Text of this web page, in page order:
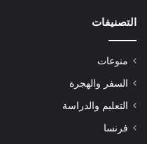
التصنيفات
منوعات
السفر والهجرة
التعليم والدراسة
فرنسا